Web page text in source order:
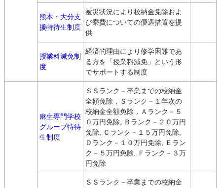
熊本・大分支
援特待生制度
被災状況により校納金免除およ
び寮費についての優遇措置を提
供
授業料減免制
度
経済的理由により修学困難であ
る方を「授業料減免」という形
でサポートする制度
麻生専門学校
グループ特待
生制度
ＳＳランク－卒業までの校納金
全額免除，Ｓランク－１年次の
校納金全額免除，Ａランク－５
０万円免除, Ｂランク－２０万円
免除, Ｃランク－１５万円免除,
Ｄランク－１０万円免除, Ｅラン
ク－５万円免除, Ｆランク－３万
円免除
ＳＳランク－卒業までの校納金